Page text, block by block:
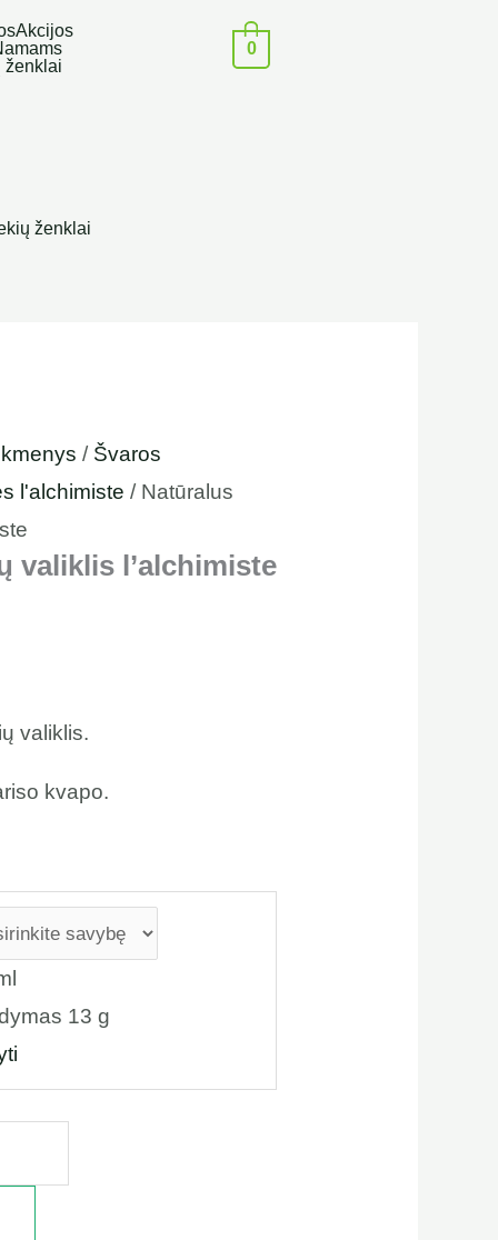
Akcijos
ženklai
0
ženklai
/ Švaros
l'alchimiste / Natūralus
valiklis l’alchimiste
valiklis.
kvapo.
13 g